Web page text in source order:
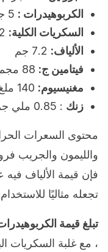
الكربوهيدرات :
السكريات الكلية:
الألياف:
فيتامين ج:
مغنيسيوم:
زنك : 0.85 ملي جرام
محتوى السعرات
والليمون والجريب
فإن قيمة الألياف فيه
تجعله مثاليًا
تبلغ قيمة
، مع غلبة السكريات